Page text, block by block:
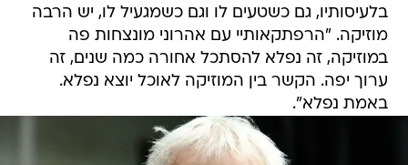
בלעיסותיו, גם כשטעים לו וגם כשמגעיל לו, יש הרבה
מוזיקה. "הרפתקאותיי עם אהרוני מונצחות פה
במוזיקה, זה נפלא להסתכל אחורה כמה שנים, זה
ערוך יפה. הקשר בין המוזיקה לאוכל יוצא נפלא.
באמת נפלא".